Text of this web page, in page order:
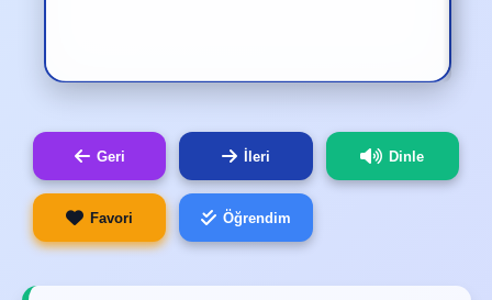
Geri İleri Dinle
Favori Öğrendim